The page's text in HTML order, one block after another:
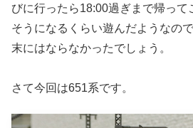
びに行ったら18:00過ぎまで帰って
そうになるくらい遊んだようなの
末にはならなかったでしょう。
さて今回は651系です。